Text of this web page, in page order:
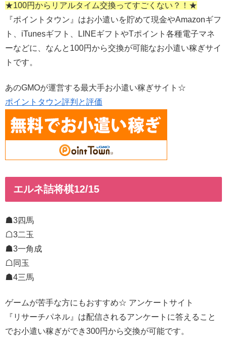
★100円からリアルタイム交換ってすごくない？！★
『ポイントタウン』はお小遣いを貯めて現金やAmazonギフ
ト、iTunesギフト、LINEギフトやTポイント各種電子マネ
ーなどに、なんと100円から交換が可能なお小遣い稼ぎサイ
トです。
あのGMOが運営する最大手お小遣い稼ぎサイト☆
ポイントタウン評判と評価
エルネ詰将棋12/15
☗3四馬
☖3二玉
☗3一角成
☖同玉
☗4三馬
ゲームが苦手な方にもおすすめ☆ アンケートサイト
『リサーチパネル』は配信されるアンケートに答えること
でお小遣い稼ぎができ300円から交換が可能です。